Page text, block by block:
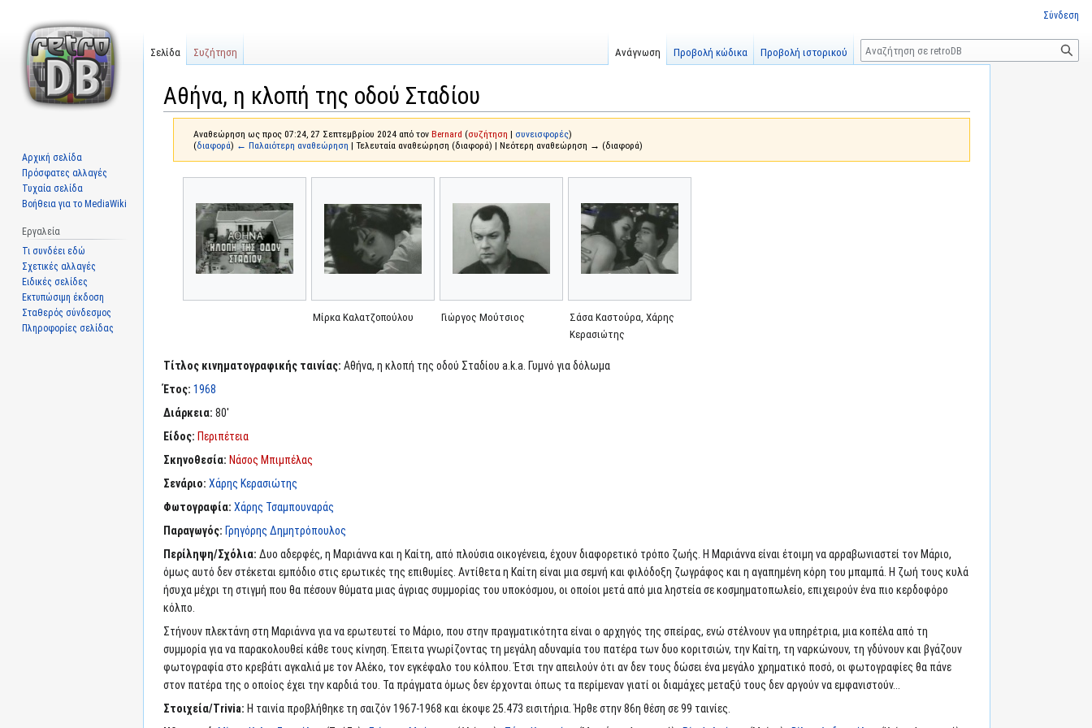
Αθήνα, η κλοπή της οδού Σταδίου
Αναθεώρηση ως προς 07:24, 27 Σεπτεμβρίου 2024 από τον Bernard (συζήτηση | συνεισφορές)
(διαφορά) ← Παλαιότερη αναθεώρηση | Τελευταία αναθεώρηση (διαφορά) | Νεότερη αναθεώρηση → (διαφορά)
πλοήγηση
αναζήτηση
Μίρκα Καλατζοπούλου Γιώργος Μούτσιος
Σάσα Καστούρα, Χάρης
Κερασιώτης
Τίτλος κινηματογραφικής ταινίας: Αθήνα, η κλοπή της οδού Σταδίου a.k.a. Γυμνό για δόλωμα
Έτος: 1968
Διάρκεια: 80'
Είδος: Περιπέτεια
Σκηνοθεσία: Νάσος Μπιμπέλας
Σενάριο: Χάρης Κερασιώτης
Φωτογραφία: Χάρης Τσαμπουναράς
Παραγωγός: Γρηγόρης Δημητρόπουλος
Περίληψη/Σχόλια: Δυο αδερφές, η Μαριάννα και η Καίτη, από πλούσια οικογένεια, έχουν διαφορετικό τρόπο ζωής. Η Μαριάννα είναι έτοιμη να αρραβωνιαστεί τον Μάριο,
όμως αυτό δεν στέκεται εμπόδιο στις ερωτικές της επιθυμίες. Αντίθετα η Καίτη είναι μια σεμνή και φιλόδοξη ζωγράφος και η αγαπημένη κόρη του μπαμπά. Η ζωή τους κυλά
ήσυχα μέχρι τη στιγμή που θα πέσουν θύματα μιας άγριας συμμορίας του υποκόσμου, οι οποίοι μετά από μια ληστεία σε κοσμηματοπωλείο, επιχειρούν ένα πιο κερδοφόρο
κόλπο.
Στήνουν πλεκτάνη στη Μαριάννα για να ερωτευτεί το Μάριο, που στην πραγματικότητα είναι ο αρχηγός της σπείρας, ενώ στέλνουν για υπηρέτρια, μια κοπέλα από τη
συμμορία για να παρακολουθεί κάθε τους κίνηση. Έπειτα γνωρίζοντας τη μεγάλη αδυναμία του πατέρα των δυο κοριτσιών, την Καίτη, τη ναρκώνουν, τη γδύνουν και βγάζουν
φωτογραφία στο κρεβάτι αγκαλιά με τον Αλέκο, τον εγκέφαλο του κόλπου. Έτσι την απειλούν ότι αν δεν τους δώσει ένα μεγάλο χρηματικό ποσό, οι φωτογραφίες θα πάνε
στον πατέρα της ο οποίος έχει την καρδιά του. Τα πράγματα όμως δεν έρχονται όπως τα περίμεναν γιατί οι διαμάχες μεταξύ τους δεν αργούν να εμφανιστούν...
Στοιχεία/Trivia: Η ταινία προβλήθηκε τη σαιζόν 1967-1968 και έκοψε 25.473 εισιτήρια. Ήρθε στην 86η θέση σε 99 ταινίες.
Σύνδεση
Σελίδα Συζήτηση Ανάγνωση Προβολή κώδικα Προβολή ιστορικού
Αναζήτηση
Αρχική σελίδα
Πρόσφατες αλλαγές
Τυχαία σελίδα
Βοήθεια για το MediaWiki
Εργαλεία
Τι συνδέει εδώ
Σχετικές αλλαγές
Ειδικές σελίδες
Εκτυπώσιμη έκδοση
Σταθερός σύνδεσμος
Πληροφορίες σελίδας